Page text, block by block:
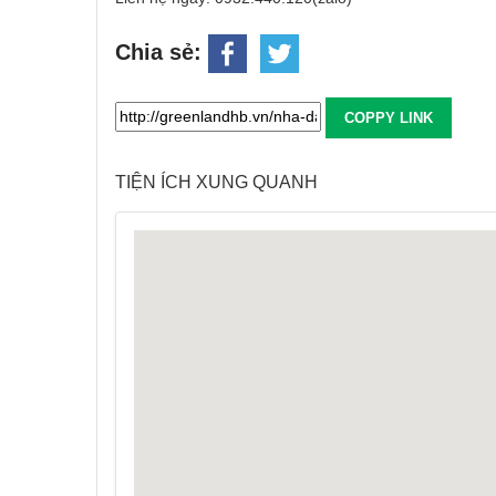
Chia sẻ:
COPPY LINK
TIỆN ÍCH XUNG QUANH